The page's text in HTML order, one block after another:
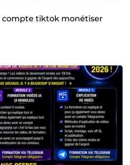
compte tiktok monétiser